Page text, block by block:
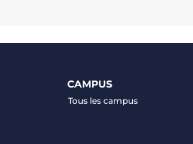
CAMPUS
Tous les campus